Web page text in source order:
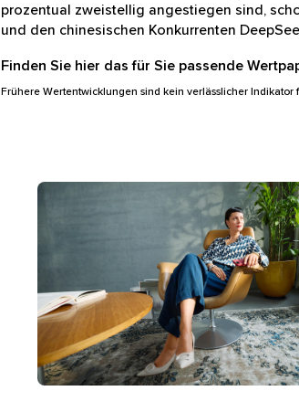
Die Anleger müssen nun also abwägen:
prozentual zweistellig angestiegen sind,
Finden Sie hier das für Sie passende
Das Bild zeigt eine Person mit